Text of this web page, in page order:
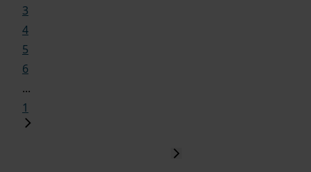
3
4
5
6
...
1